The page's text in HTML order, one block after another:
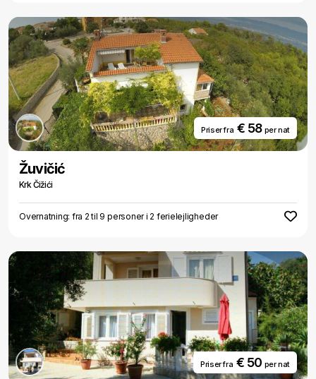
Priser fra€ 58 per nat
Žuvičić
Krk Čižići
Overnatning: fra 2 til 9 personer i 2 ferielejligheder
Priser fra€ 50 per nat